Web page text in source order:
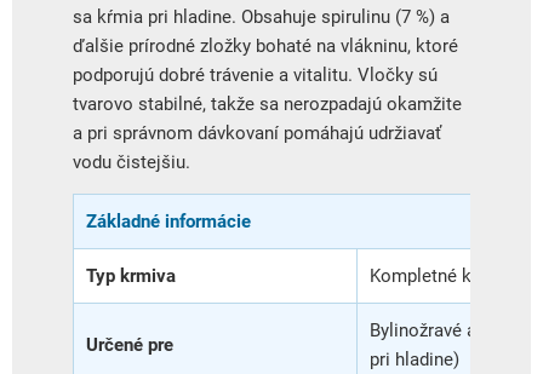
sa kŕmia pri hladine. Obsahuje spirulinu (7 %) a
ďalšie prírodné zložky bohaté na vlákninu, ktoré
podporujú dobré trávenie a vitalitu. Vločky sú
tvarovo stabilné, takže sa nerozpadajú okamžite
a pri správnom dávkovaní pomáhajú udržiavať
vodu čistejšiu.
Základné informácie
Typ krmiva Kompletné krmivo -
Určené pre
Bylinožravé a
pri hladine)